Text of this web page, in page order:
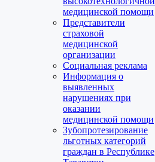
медицинской помощи
Представители
страховой
медицинской
организации
Социальная реклама
Информация о
выявленных
нарушениях при
оказании
медицинской помощи
Зубопротезирование
льготных категорий
граждан в Республике